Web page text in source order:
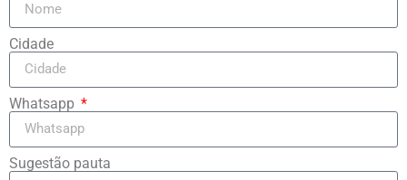
Cidade
Whatsapp
Sugestão pauta